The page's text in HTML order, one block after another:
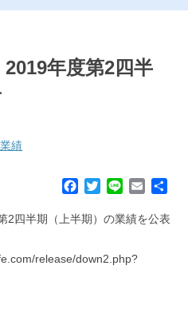
年度第2四半
績
c
o
T
i
e
n
E
a
2四半期（上半期）の業績を公表
release/down2.php?